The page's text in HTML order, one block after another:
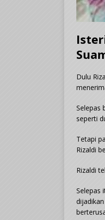
Dulu
Selepas
seperti
Tetapi
Rizaldi
Rizaldi
Selepas